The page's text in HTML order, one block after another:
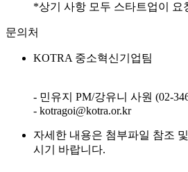
*상기 사항 모두 스타트업이 요
문의처
KOTRA 중소혁신기업팀
- 민유지 PM/강유니 사원 (02-
- kotragoi@kotra.or.kr
자세한 내용은 첨부파일 참조
시기 바랍니다.